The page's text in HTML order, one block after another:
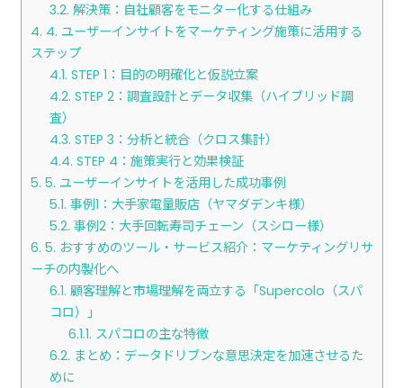
3.2. 解決策：自社顧客をモニター化する仕組み
4. 4. ユーザーインサイトをマーケティング施策に活用する
ステップ
4.1. STEP 1：目的の明確化と仮説立案
4.2. STEP 2：調査設計とデータ収集（ハイブリッド調
査）
4.3. STEP 3：分析と統合（クロス集計）
4.4. STEP 4：施策実行と効果検証
5. 5. ユーザーインサイトを活用した成功事例
5.1. 事例1：大手家電量販店（ヤマダデンキ様）
5.2. 事例2：大手回転寿司チェーン（スシロー様）
6. 5. おすすめのツール・サービス紹介：マーケティングリサ
ーチの内製化へ
6.1. 顧客理解と市場理解を両立する「Supercolo（スパ
コロ）」
6.1.1. スパコロの主な特徴
6.2. まとめ：データドリブンな意思決定を加速させるた
めに